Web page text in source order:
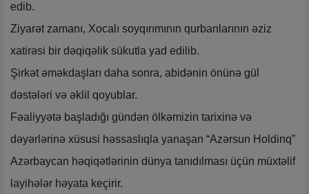
edib.
Ziyarət zamanı, Xocalı soyqırımının qurbanlarının əziz
xatirəsi bir dəqiqəlik sükutla yad edilib.
Şirkət əməkdaşları daha sonra, abidənin önünə gül
dəstələri və əklil qoyublar.
Fəaliyyətə başladığı gündən ölkəmizin tarixinə və
dəyərlərinə xüsusi həssaslıqla yanaşan “Azərsun Holdinq”
Azərbaycan həqiqətlərinin dünya tanıdılması üçün müxtəlif
layihələr həyata keçirir.